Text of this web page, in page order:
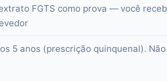
FGTS como prova — você
5 anos (prescrição quinquenal).